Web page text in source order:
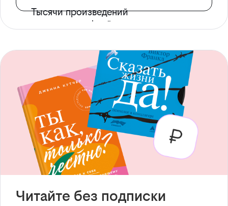
Тысячи произведений
с доступом офлайн
Читайте без подписки